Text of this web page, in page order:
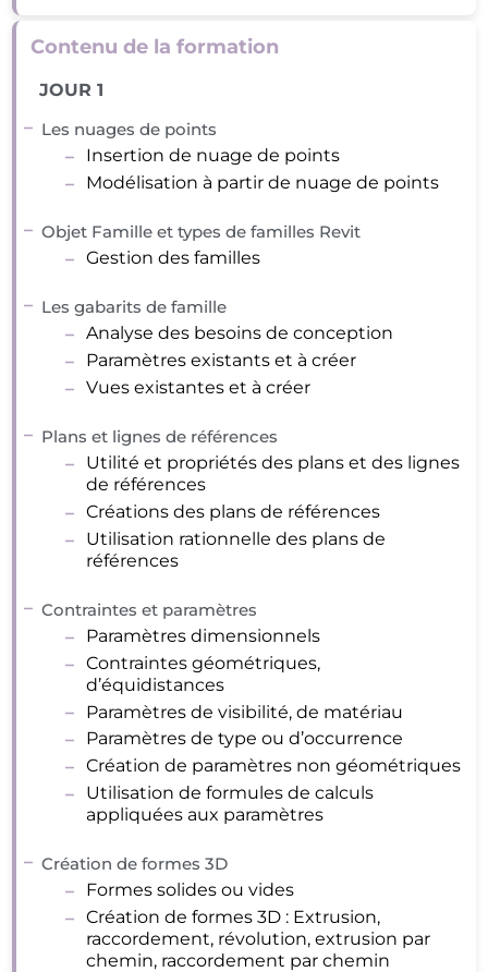
Contenu de la formation
JOUR 1
Les nuages de points
Insertion de nuage de points
Modélisation à partir de nuage de points
Objet Famille et types de familles Revit
Gestion des familles
Les gabarits de famille
Analyse des besoins de conception
Paramètres existants et à créer
Vues existantes et à créer
Plans et lignes de références
Utilité et propriétés des plans et des lignes
de références
Créations des plans de références
Utilisation rationnelle des plans de
références
Contraintes et paramètres
Paramètres dimensionnels
Contraintes géométriques,
d’équidistances
Paramètres de visibilité, de matériau
Paramètres de type ou d’occurrence
Création de paramètres non géométriques
Utilisation de formules de calculs
appliquées aux paramètres
Création de formes 3D
Formes solides ou vides
Création de formes 3D : Extrusion,
raccordement, révolution, extrusion par
chemin, raccordement par chemin